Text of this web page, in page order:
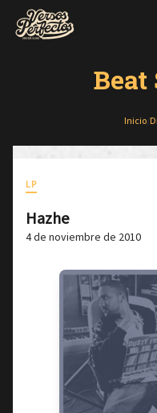
Beat
Inicio/
LP
Hazhe
4 de noviembre de 2010